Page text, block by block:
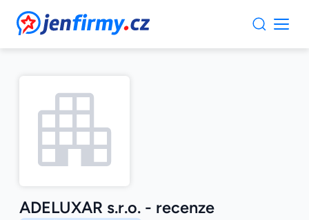
JenFirmy.cz
ADELUXAR s.r.o. - recenze